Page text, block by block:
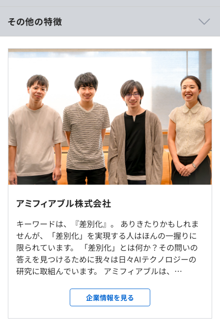
・コンサルタントとエンジニアの垣根も低く、エンジニア
も超上流工程に関わることができる
・スピード感を重視し、出る杭は伸ばす文化のため、当然
ながら昇進のスピードも速い
・少数精鋭のため自由度が高い／能力主義／早い段階から
責任ある仕事を任される
【開発部門の特徴】
・大学や研究所、最先端テクノロジー企業との協業等を通
じ最新技術に触れることができる
・コンサルティングをドライバービジネスとしつつ、エン
ジニアの意見を尊重する風土
・プログラミングやインフラなどを愛し勉強熱心なエンジ
ニアの集まる志が高いチーム
・コミュニケーション重視のエンジニアが多く働きやすい
【福利厚生】
・オフィスにウォーターサーバーを導入したり、自由に利
用いただけるコーヒーやお菓子など、エンジニアの働きや
すい環境づくりに力を入れています。
・機械学習の技術を利用した、テスト工程自動化アプリ
就業場所の変更範囲
東京本社
＜変更範囲＞
会社の定める場所
受動喫煙防止措置に関する事項
従業員に対する受動喫煙対策：あり
対策内容：敷地内禁煙（喫煙場所あり：ビル共通の喫煙
■月給制
経験、スキル、年齢を考慮の上、当社規定により優遇いた
（※ 想定年収は年収提示額を保証するものではありません）
9:00〜18:00（実働8時間）
※部署や案件によって変動します
り前後する場合あり
【年間休日120日以上】※2024年実績：124日
・完全週休２日制（土日）
その他の特徴
アミフィアブル株式会社
キーワードは、『差別化』。 ありきたりかもしれま
せんが、「差別化」を実現する人はほんの一握りに
限られています。 「差別化」とは何か？その問いの
答えを見つけるために我々は日々AIテクノロジーの
研究に取組んでいます。 アミフィアブルは、
独自開発し、特許取得しました。 【Esplat】は、業
界問わず各社に導入が進んでおり、AIで革新を起こす
ため、コンサルタント、エンジニア全員が一丸とな
企業情報を見る